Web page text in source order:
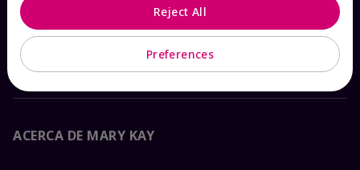
Catálogos interactivos
Preguntas frecuentes
ACERCA DE MARY KAY
Preferences
Reject All